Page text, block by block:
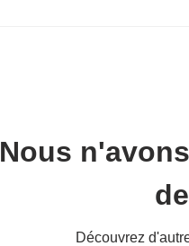
Nous
Découvrez